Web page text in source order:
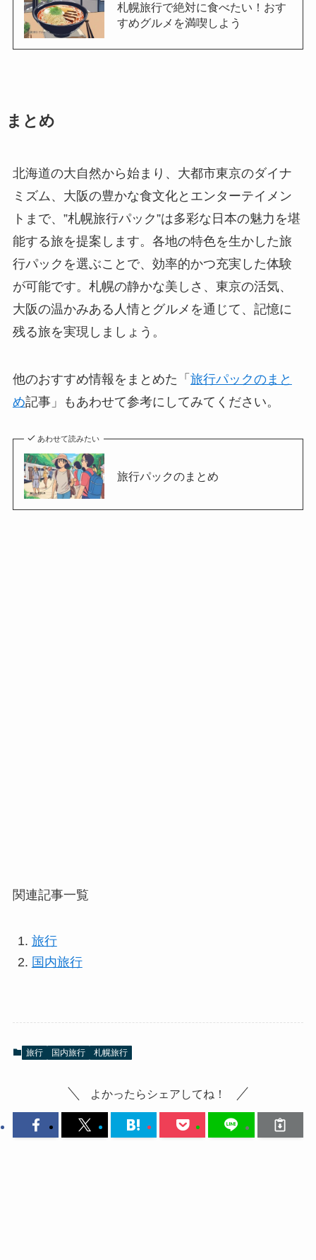
札幌旅行で絶対に食べたい！おす
すめグルメを満喫しよう
まとめ
北海道の大自然から始まり、大都市東京のダイナ
ミズム、大阪の豊かな食文化とエンターテイメン
トまで、”札幌旅行パック”は多彩な日本の魅力を堪
能する旅を提案します。各地の特色を生かした旅
行パックを選ぶことで、効率的かつ充実した体験
が可能です。札幌の静かな美しさ、東京の活気、
大阪の温かみある人情とグルメを通じて、記憶に
残る旅を実現しましょう。
他のおすすめ情報をまとめた「 旅行パックのまと
め記事」もあわせて参考にしてみてください。
あわせて読みたい
旅行パックのまとめ
関連記事一覧
旅行
国内旅行
旅行 国内旅行 札幌旅行
よかったらシェアしてね！